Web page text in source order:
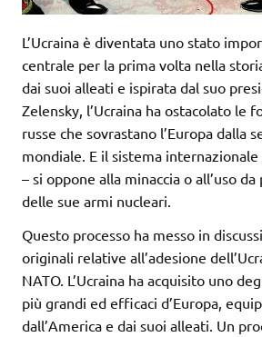
L’Ucraina è diventata uno stato
centrale per la prima volta nella
dai suoi alleati e ispirata dal suo
Zelensky, l’Ucraina ha ostacolato le
russe che sovrastano l’Europa dalla
mondiale. E il sistema internazionale
– si oppone alla minaccia o all’uso
delle sue armi nucleari.
Questo processo ha messo in
originali relative all’adesione
NATO. L’Ucraina ha acquisito uno
più grandi ed efficaci d’Europa,
dall’America e dai suoi alleati. Un